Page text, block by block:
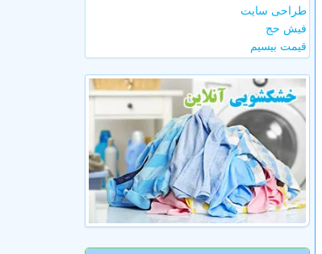
طراحی سایت
فیش حج
قیمت بیسیم